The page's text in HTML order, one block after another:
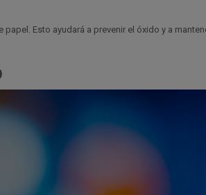
Esto ayudará a prevenir el óxido y a